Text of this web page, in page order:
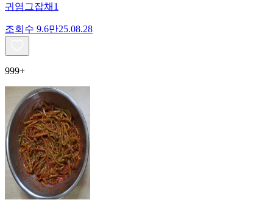
귀염그잡채1
조회수 9.6만25.08.28
999+